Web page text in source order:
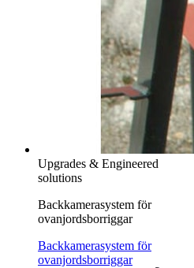
Upgrades & Engineered
solutions
Backkamerasystem för
ovanjordsborriggar
Backkamerasystem för
ovanjordsborriggar